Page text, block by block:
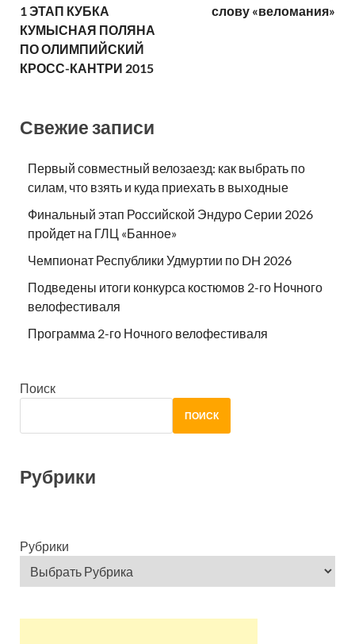
1 ЭТАП КУБКА
КУМЫСНАЯ ПОЛЯНА
ПО ОЛИМПИЙСКИЙ
КРОСС-КАНТРИ 2015
слову «веломания»
Свежие записи
Первый совместный велозаезд: как выбрать по
силам, что взять и куда приехать в выходные
Финальный этап Российской Эндуро Серии 2026
пройдет на ГЛЦ «Банное»
Чемпионат Республики Удмуртии по DH 2026
Подведены итоги конкурса костюмов 2-го Ночного
велофестиваля
Программа 2-го Ночного велофестиваля
Поиск
ПОИСК
Рубрики
Рубрики